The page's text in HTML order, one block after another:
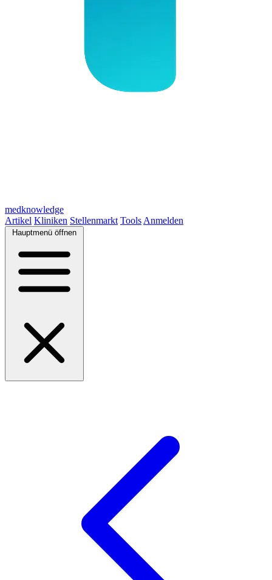
medknowledge
Artikel Kliniken Stellenmarkt Tools Anmelden
Hauptmenü öffnen